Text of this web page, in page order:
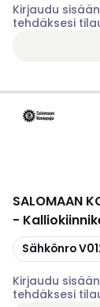
Kirjaudu
tehdäksesi
SALOMAAN
-
Kopioi
Sähkönro
Kirjaudu
tehdäksesi